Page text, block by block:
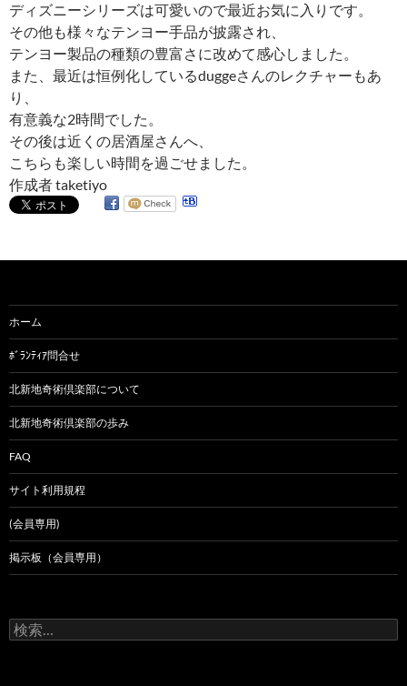
ディズニーシリーズは可愛いので最近お気に入りです。
その他も様々なテンヨー手品が披露され、
テンヨー製品の種類の豊富さに改めて感心しました。
また、最近は恒例化しているduggeさんのレクチャーもあ
り、
有意義な2時間でした。
その後は近くの居酒屋さんへ、
こちらも楽しい時間を過ごせました。
作成者 taketiyo
ホーム
ﾎﾞﾗﾝﾃｨｱ問合せ
北新地奇術倶楽部について
北新地奇術倶楽部の歩み
FAQ
サイト利用規程
(会員専用)
掲示板（会員専用）
検
索: